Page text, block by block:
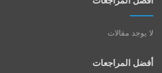
لا يوجد مقالات
أفضل المراجعات